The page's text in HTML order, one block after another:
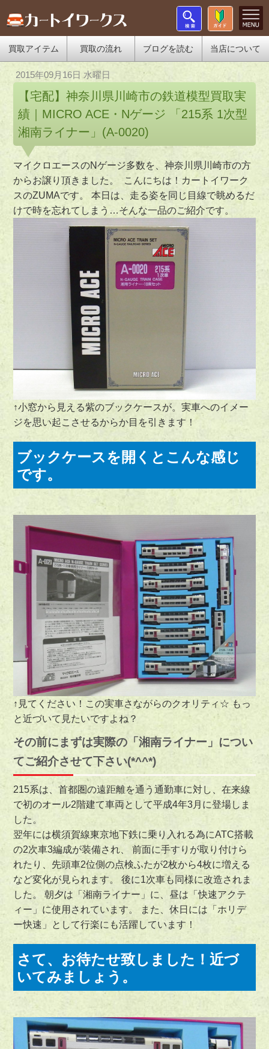
買取アイテム 買取の流れ ブログを読む 当店について
2015年09月16日 水曜日
【宅配】神奈川県川崎市の鉄道模型買取実
績｜MICRO ACE・Nゲージ 「215系 1次型
湘南ライナー」(A-0020)
マイクロエースのNゲージ多数を、神奈川県川崎市の方
からお譲り頂きました。 こんにちは！カートイワーク
スのZUMAです。 本日は、走る姿を同じ目線で眺めるだ
けで時を忘れてしまう…そんな一品のご紹介です。
↑小窓から見える紫のブックケースが。実車へのイメー
ジを思い起こさせるからか目を引きます！
ブックケースを開くとこんな感じ
です。
↑見てください！この実車さながらのクオリティ☆ もっ
と近づいて見たいですよね？
その前にまずは実際の「湘南ライナー」につい
てご紹介させて下さい(*^^*)
215系は、首都圏の遠距離を通う通勤車に対し、在来線
で初のオール2階建て車両として平成4年3月に登場しま
した。
翌年には横須賀線東京地下鉄に乗り入れる為にATC搭載
の2次車3編成が装備され、 前面に手すりが取り付けら
れたり、先頭車2位側の点検ふたが2枚から4枚に増える
など変化が見られます。 後に1次車も同様に改造されま
した。 朝夕は「湘南ライナー」に、昼は「快速アクテ
ィー」に使用されています。 また、休日には「ホリデ
ー快速」として行楽にも活躍しています！
さて、お待たせ致しました！近づ
いてみましょう。